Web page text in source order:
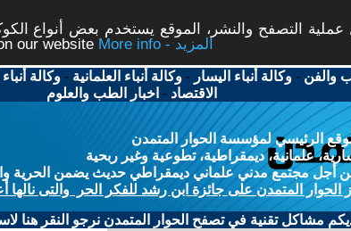
التصفح والنشر، الموقع يستخدم بعض أنواع
our website
More info - المزيد
والفن -وكالة أنباء اليسار -وكالة أنباء العلمانية -وكالة
الاقتصاد - اخبار الطب والعلوم
الرئيسي لمؤسسة الحوار المتمدن
علمانية، ديمقراطية، تطوعية وغير ربحية
أجل مجتمع مدني علماني ديمقراطي حديث يضمن الحرية
الحوار المتمدن على جائزة ابن رشد للفكر الحر والتى نالها
مشاكل تقنية في تصفح الحوار المتمدن نرجو النقر هنا